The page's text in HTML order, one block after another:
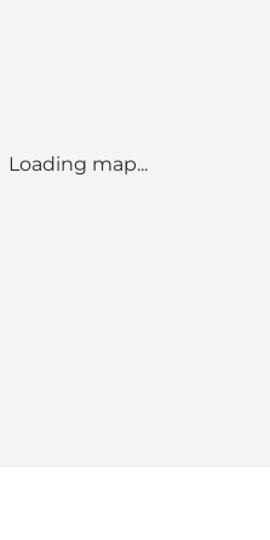
Loading map...